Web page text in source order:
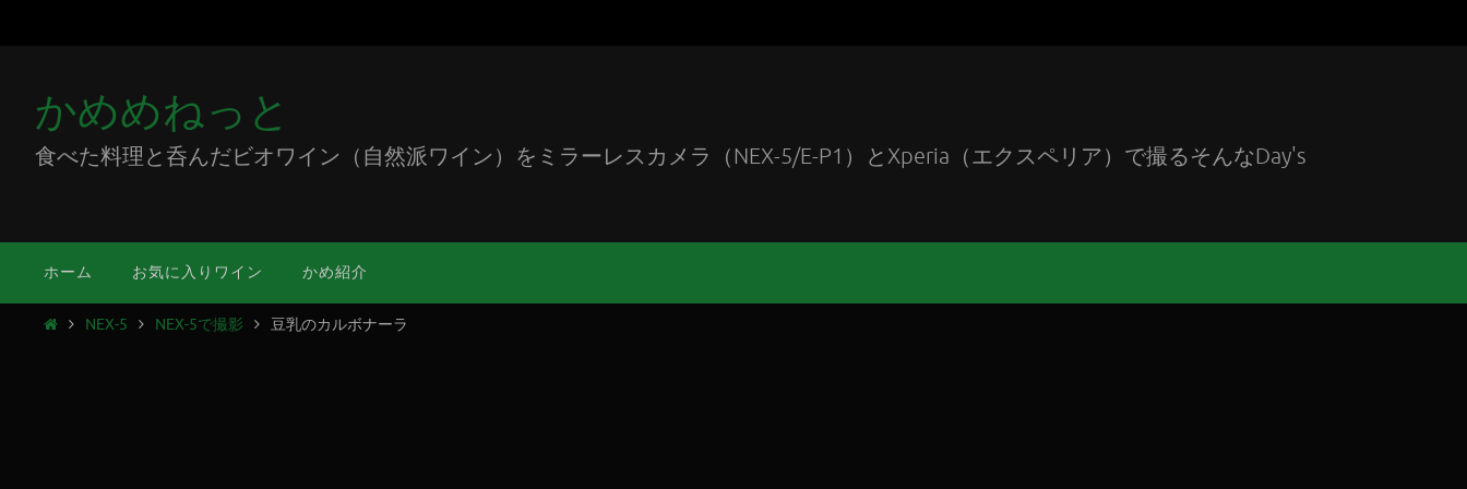
かめめねっと
食べた料理と呑んだビオワイン（自然派ワイン）をミラーレスカメラ（NEX-5/E-P1）とXperia（エクスペリア）で撮るそんなDay's
ホーム お気に入りワイン かめ紹介
NEX-5 NEX-5で撮影 豆乳のカルボナーラ